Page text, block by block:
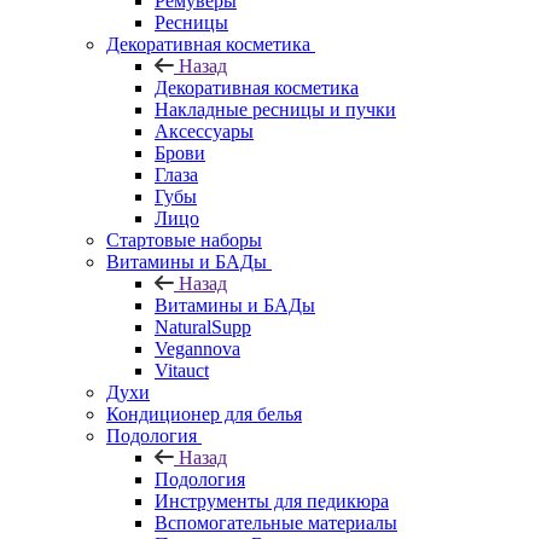
Ресницы
Декоративная косметика
Назад
Декоративная косметика
Накладные ресницы и пучки
Аксессуары
Брови
Глаза
Губы
Лицо
Стартовые наборы
Витамины и БАДы
Назад
Витамины и БАДы
NaturalSupp
Vegannova
Vitauct
Духи
Кондиционер для белья
Подология
Назад
Подология
Инструменты для педикюра
Вспомогательные материалы